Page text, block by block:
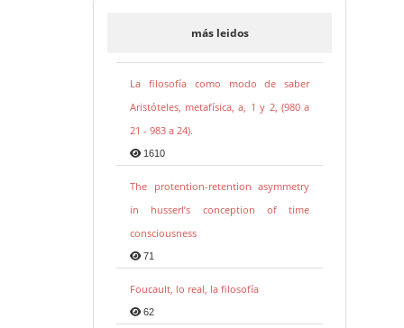
más leidos
La filosofía como modo de saber
Aristóteles, metafísica, a, 1 y 2, (980 a
21 - 983 a 24).
1610
The protention-retention asymmetry
in husserl’s conception of time
consciousness
71
Foucault, lo real, la filosofía
62